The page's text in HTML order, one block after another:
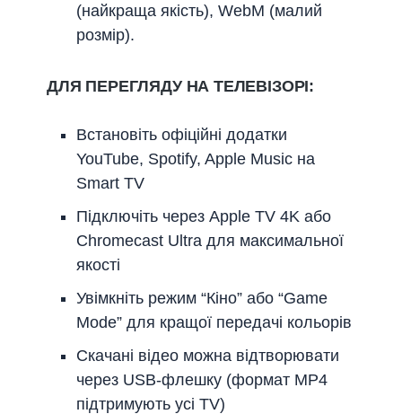
(найкраща якість), WebM (малий
розмір).
ДЛЯ ПЕРЕГЛЯДУ НА ТЕЛЕВІЗОРІ:
Встановіть офіційні додатки
YouTube, Spotify, Apple Music на
Smart TV
Підключіть через Apple TV 4K або
Chromecast Ultra для максимальної
якості
Увімкніть режим “Кіно” або “Game
Mode” для кращої передачі кольорів
Скачані відео можна відтворювати
через USB-флешку (формат MP4
підтримують усі TV)